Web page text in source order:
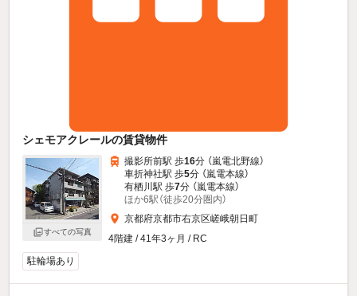
シェモアクレールの賃貸物件
すべての写真
撮影所前駅 歩16分 （嵐電北野線）
車折神社駅 歩5分 （嵐電本線）
有栖川駅 歩7分 （嵐電本線）
ほか6駅（徒歩20分圏内）
京都府京都市右京区嵯峨朝日町
4階建 / 41年3ヶ月 / RC
駐輪場あり